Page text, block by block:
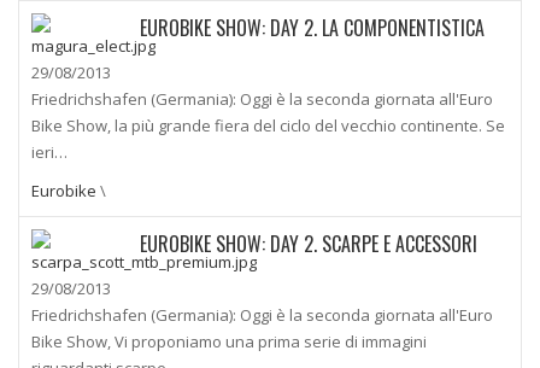
EUROBIKE SHOW: DAY 2. LA COMPONENTISTICA
29/08/2013
Friedrichshafen (Germania): Oggi è la seconda giornata all'Euro
Bike Show, la più grande fiera del ciclo del vecchio continente. Se
ieri…
Eurobike \
EUROBIKE SHOW: DAY 2. SCARPE E ACCESSORI
29/08/2013
Friedrichshafen (Germania): Oggi è la seconda giornata all'Euro
Bike Show, Vi proponiamo una prima serie di immagini